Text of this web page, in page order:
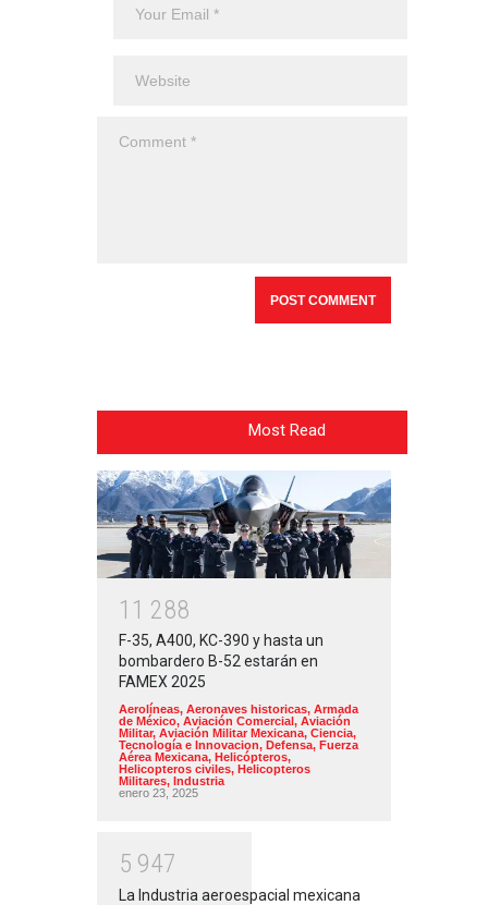
Most Read
1 1 288
F-35, A400, KC-390 y hasta un
bombardero B-52 estarán en
FAMEX 2025
Aerolíneas, Aeronaves historicas, Armada
de México, Aviación Comercial, Aviación
Militar, Aviación Militar Mexicana, Ciencia,
Tecnología e Innovacion, Defensa, Fuerza
Aérea Mexicana, Helicópteros,
Helicopteros civiles, Helicopteros
Militares, Industria
enero 23, 2025
5 947
La Industria aeroespacial mexicana